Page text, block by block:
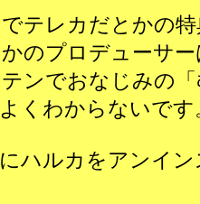
テレカだとかの
のプロデューサ
ンでおなじみの
くわからないです
ハルカをアンイ